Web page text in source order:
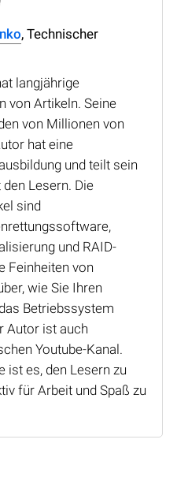
, Technischer
langjährige
von Artikeln. Seine
von Millionen von
hat eine
und teilt sein
Lesern. Die
sind
und RAID-
Feinheiten von
wie Sie Ihren
Betriebssystem
Autor ist auch
Youtube-Kanal.
ist es, den Lesern zu
für Arbeit und Spaß zu